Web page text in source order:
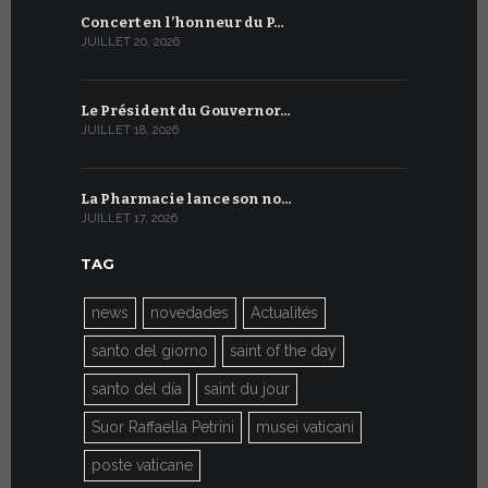
Concert en l’honneur du P…
JUILLET 20, 2026
Le Président du Gouvernor…
JUILLET 18, 2026
La Pharmacie lance son no…
JUILLET 17, 2026
TAG
news novedades Actualités
santo del giorno saint of the day
santo del día saint du jour
Suor Raffaella Petrini musei vaticani
poste vaticane